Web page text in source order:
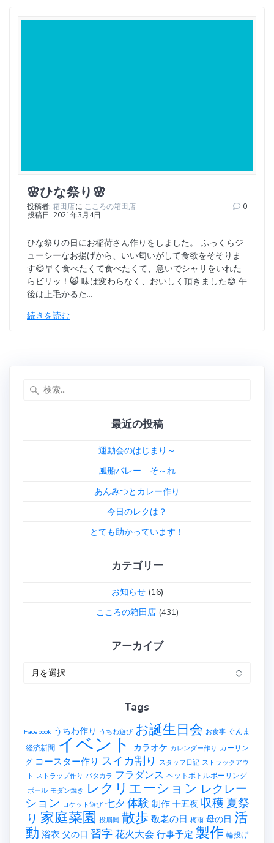
🌸ひな祭り🌸
投稿者: 箱田店に こころの箱田店
投稿日: 2021年3月4日
0
ひな祭りの日にお稲荷さん作りをしました。 ふっくらジ
ューシーなお揚げから、いい匂いがして食欲をそそりま
す😋早く食べたくて食べたくて、急いでシャリをいれた
らビリッ！🙀 味は変わらなく、おいしく頂きました😊 午
後は上毛かるた…
続きを読む
最近の投稿
運動会のはじまり～
風船バレー そ～れ
あんみつとカレー作り
今日のレクは？
とても助かっています！
カテゴリー
お知らせ(16)
こころの箱田店(431)
アーカイブ
イ
Tags
Facebook うちわ作り うちわ遊び お誕生日会 お食事 ぐんま
経済新聞 イベント カラオケ カレンダー作り カーリン
グ コースター作り スイカ割り スタッフ日記 ストラックアウ
ト ストラップ作り パタカラ フラダンス ペットボトルボーリング
ボール モダン焼き レクリエーション レクレー
ション ロケット遊び 七夕 体験 制作 十五夜 収穫 夏祭
り 家庭菜園 投扇興 散歩敬老の日 梅雨 母の日 活
動 浴衣 父の日 習字花火大会 行事予定 製作 輪投げ